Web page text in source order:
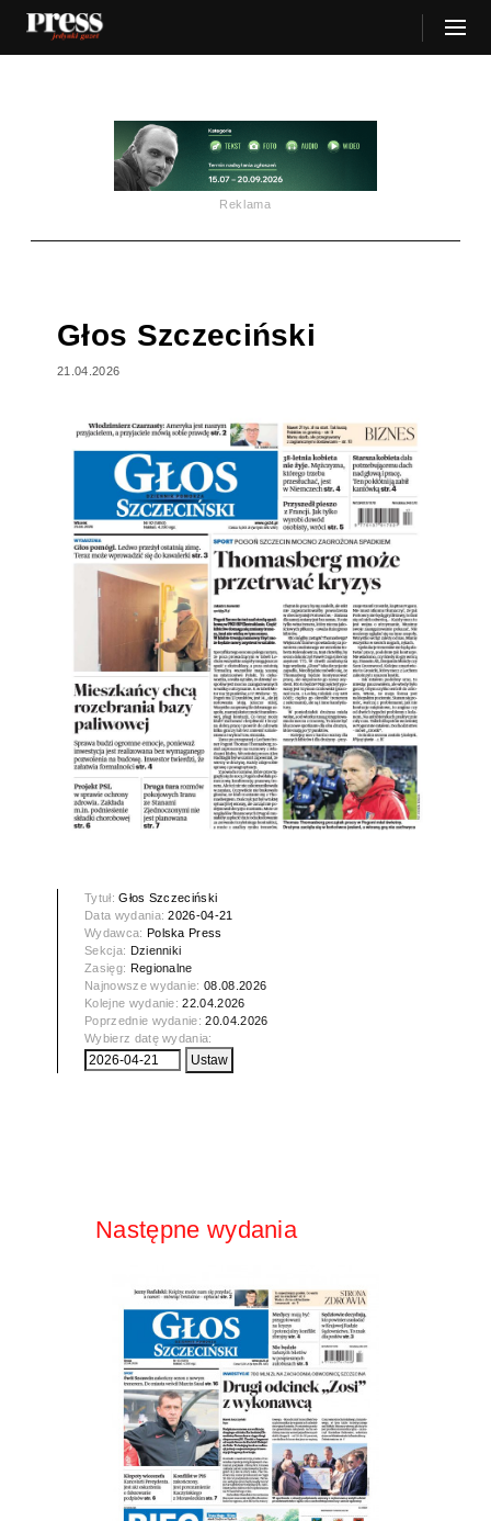
Reklama
Głos Szczeciński
21.04.2026
Tytuł:Głos Szczeciński
Data wydania:2026-04-21
Wydawca: Polska Press
Sekcja: Dzienniki
Zasięg: Regionalne
Najnowsze wydanie:08.08.2026
Kolejne wydanie:22.04.2026
Poprzednie wydanie:20.04.2026
Wybierz datę wydania:
Następne wydania